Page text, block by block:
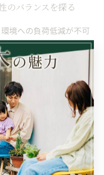
のバランスを探る
境への負荷低減が不可
デッキ素材の選定にお
います。天然木材は再
なされた森林から供給
いとされます。しか
よっては環境への影響
エコラベルの確認も欠
リサイクル材が使われ
減や資源循環の面でメ
時のエネルギー消費や